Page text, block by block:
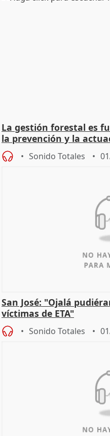
La gestión forestal es
la prevención y la
Sonido Totales
San José: "Ojalá
víctimas de ETA"
Sonido Totales